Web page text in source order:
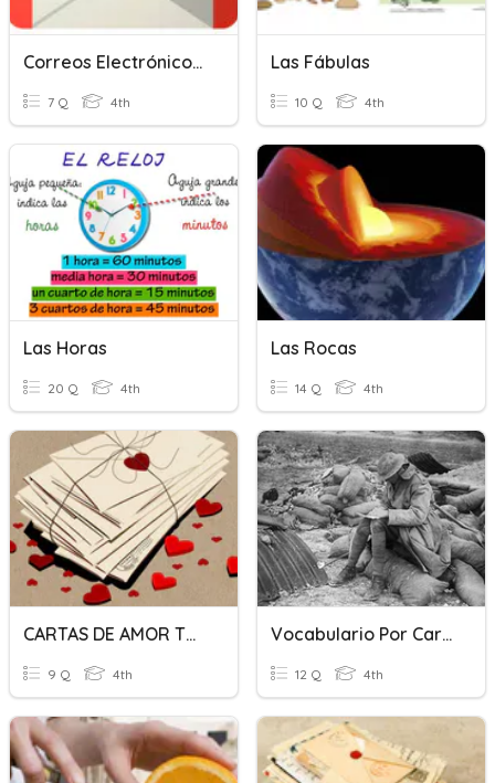
Correos Electrónicos/Cartas
7 Q 4th
Las Fábulas
10 Q 4th
Las Horas
20 Q 4th
Las Rocas
14 Q 4th
CARTAS DE AMOR TRAICIONADO
9 Q 4th
Vocabulario Por Cartas A Casa
12 Q 4th